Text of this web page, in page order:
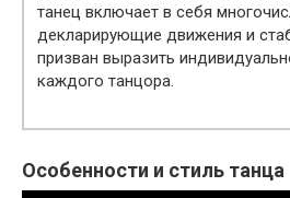
танец включает в себя
декларирующие движения и
призван выразить
каждого танцора.
Особенности и стиль танца